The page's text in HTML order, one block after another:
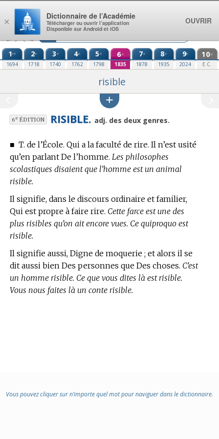
Aller au contenu
1re
1694
2e
1718
3e
1740
4e
1762
5e
1798
6e
1835
7e
1878
8e
1935
9e
2024
10e
E.C.
risible
6eÉDITION RISIBLE. adj. des deux genres.
■ T. de l’École. Qui a la faculté de rire. Il n’est usité
qu’en parlant De l’homme. Les philosophes
scolastiques disaient que l’homme est un animal
risible.
Il signifie, dans le discours ordinaire et familier,
Qui est propre à faire rire. Cette farce est une des
plus risibles qu’on ait encore vues. Ce quiproquo est
risible.
Il signifie aussi, Digne de moquerie ; et alors il se
dit aussi bien Des personnes que Des choses. C’est
un homme risible. Ce que vous dites là est risible.
Vous nous faites là un conte risible.
Vous pouvez cliquer sur n’importe quel mot pour naviguer dans le dictionnaire.
×
Dictionnaire de l’Académie
Télécharger ou ouvrir l’application
Disponible sur Android et iOS
OUVRIR